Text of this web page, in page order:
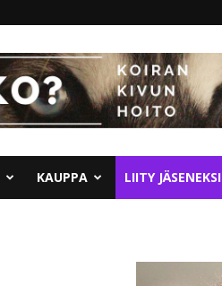
KAUPPA LIITY JÄSENEKSI